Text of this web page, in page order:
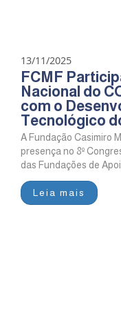
13/11/2025
FCMF
Nacional do
com o
Tecnológico
A Fundação Casimiro
presença no 8º
das Fundações de
Leia mais